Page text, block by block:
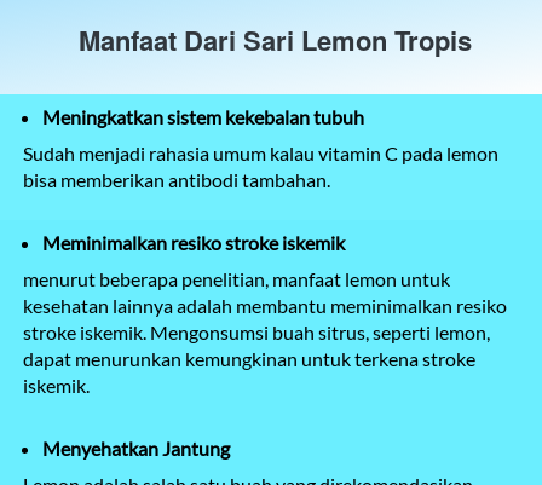
Manfaat Dari Sari Lemon Tropis
Meningkatkan sistem kekebalan tubuh
Sudah menjadi rahasia umum kalau vitamin C pada lemon
bisa memberikan antibodi tambahan.
Meminimalkan resiko stroke iskemik
menurut beberapa penelitian, manfaat lemon untuk
kesehatan lainnya adalah membantu meminimalkan resiko
stroke iskemik. Mengonsumsi buah sitrus, seperti lemon,
dapat menurunkan kemungkinan untuk terkena stroke
iskemik.
Menyehatkan Jantung